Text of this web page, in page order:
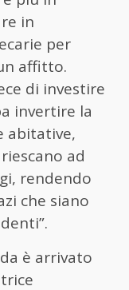
in
per
affitto.
di investire
invertire la
abitative,
ad
rendendo
che siano
è arrivato